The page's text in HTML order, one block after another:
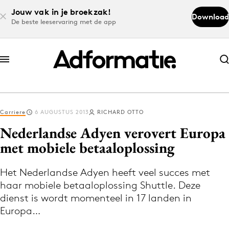
Jouw vak in je broekzak!
De beste leeservaring met de app
Download
Abonneer nu
Abonneer nu
Log in
Download de app
Volg het laatste nieuws via de Adformatie
Nieuws app
Carriere 6 AUGUSTUS 2013 RICHARD OTTO
Nederlandse Adyen verovert Europa
met mobiele betaaloplossing
Het Nederlandse Adyen heeft veel succes met
haar mobiele betaaloplossing Shuttle. Deze
dienst is wordt momenteel in 17 landen in
Europa…